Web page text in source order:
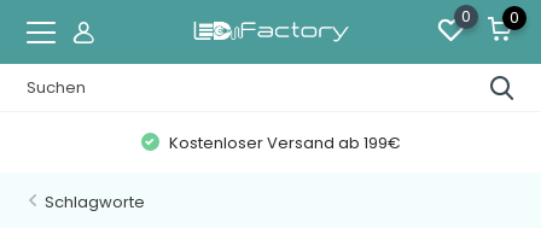
0 0
Kostenloser Versand ab 199€
Schlagworte